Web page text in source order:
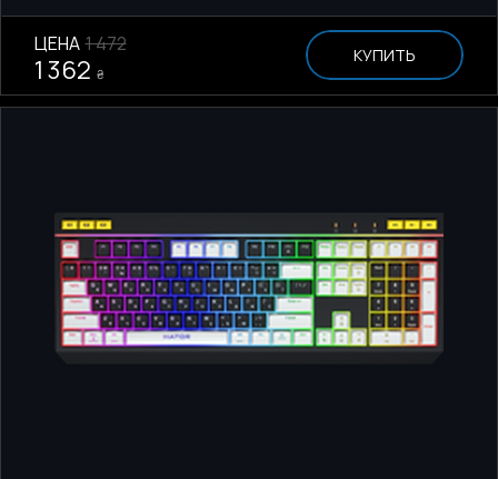
ЦЕНА 1 472
1 362 ₴
КУПИТЬ